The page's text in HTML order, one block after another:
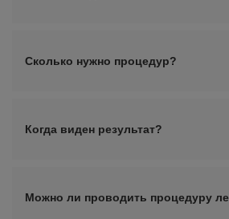
Сколько нужно процедур?
Когда виден результат?
Можно ли проводить процедуру